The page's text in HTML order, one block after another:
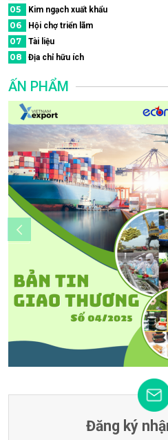
05 Kim ngạch xuất khẩu
06 Hội chợ triển lãm
07 Tài liệu
08 Địa chỉ hữu ích
ẤN PHẨM
Đăng ký